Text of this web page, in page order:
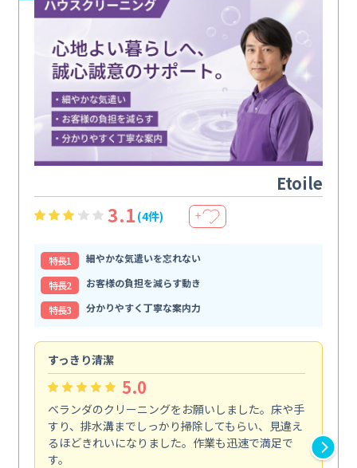
Etoile
3.1 (4件) ＋
特⻑1
細やかな気遣いを忘れない
特⻑2
お客様の負担を減らす動き
特⻑3
分かりやすく丁寧な案内力
すっきり清潔
5.0
ベランダのクリーニングをお願いしました。床や手
すり、排水溝までしっかり掃除してもらい、見違え
るほどきれいになりました。作業も迅速で満足で
す。